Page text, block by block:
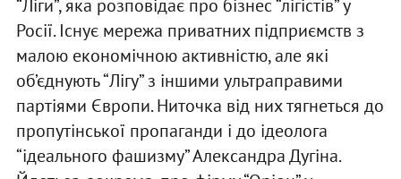
“Ліги”, яка розповідає про бізнес “лігістів” у
Росії. Існує мережа приватних підприємств з
малою економічною активністю, але які
об’єднують “Лігу” з іншими ультраправими
партіями Європи. Ниточка від них тягнеться до
пропутінської пропаганди і до ідеолога
“ідеального фашизму” Александра Дугіна.